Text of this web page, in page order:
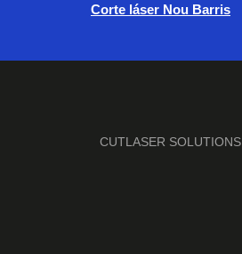
Corte láser Nou Barris
CUTLASER SOLUTIONS